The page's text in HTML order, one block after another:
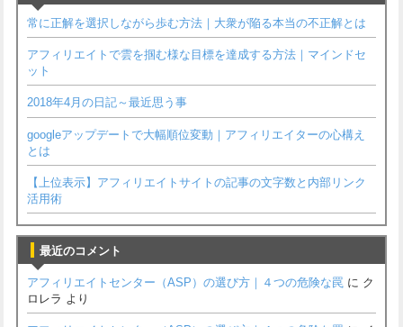
常に正解を選択しながら歩む方法｜大衆が陥る本当の不正解とは
アフィリエイトで雲を掴む様な目標を達成する方法｜マインドセ
ット
2018年4月の日記～最近思う事
googleアップデートで大幅順位変動｜アフィリエイターの心構え
とは
【上位表示】アフィリエイトサイトの記事の文字数と内部リンク
活用術
最近のコメント
アフィリエイトセンター（ASP）の選び方｜４つの危険な罠 に ク
ロレラ より